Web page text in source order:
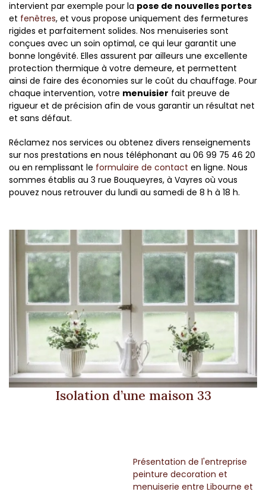
intervient par exemple pour la pose de nouvelles portes
et fenêtres, et vous propose uniquement des fermetures
rigides et parfaitement solides. Nos menuiseries sont
conçues avec un soin optimal, ce qui leur garantit une
bonne longévité. Elles assurent par ailleurs une excellente
protection thermique à votre demeure, et permettent
ainsi de faire des économies sur le coût du chauffage. Pour
chaque intervention, votre menuisier fait preuve de
rigueur et de précision afin de vous garantir un résultat net
et sans défaut.
Réclamez nos services ou obtenez divers renseignements
sur nos prestations en nous téléphonant au 06 99 75 46 20
ou en remplissant le formulaire de contact en ligne. Nous
sommes établis au 3 rue Bouqueyres, à Vayres où vous
pouvez nous retrouver du lundi au samedi de 8 h à 18 h.
Isolation d’une maison 33
Présentation de l'entreprise
peinture decoration et
menuiserie entre Libourne et